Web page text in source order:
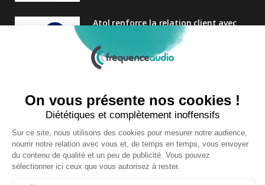
Atol renforce la relation client avec
une nouvelle campagne axée sur la
satisfaction
25 FÉVRIER 2025
Audition Conseil
27 MARS 2024